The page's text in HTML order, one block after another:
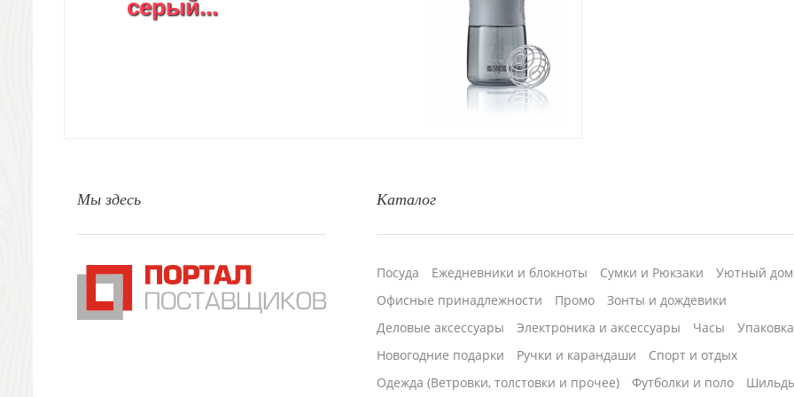
Декоративные подушки
Подставки для визиток записок телефонов
Промо
Антистрессы
серый...
Каталог
Посуда Ежедневники и блокноты Сумки и Рюкзаки
Уютный дом
Офисные принадлежности
Промо
Зонты и дождевики
Деловые аксессуары
Электроника и аксессуары Часы
Упаковка
Новогодние подарки
Ручки и карандаши
Спорт и отдых
Одежда (Ветровки, толстовки и прочее)
Футболки и поло
Мы здесь